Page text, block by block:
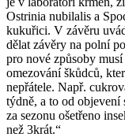
Ostrinia nubilalis a
kukuřici. V závěru
dělat závěry na polní
pro nové způsoby
omezování škůdců,
nepřátele. Např.
týdně, a to od
za sezonu ošetřeno
než 3krát.“